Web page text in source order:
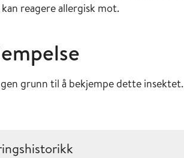
reagere allergisk mot.
grunn til å bekjempe dette insektet.